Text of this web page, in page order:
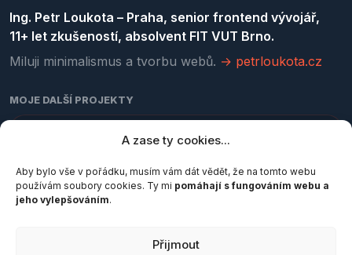
A zase ty cookies...
Aby bylo vše v pořádku, musím vám dát vědět, že na tomto webu
používám soubory cookies. Ty mi pomáhají s fungováním webu a
jeho vylepšováním.
Přijmout
Ing. Petr Loukota – Praha, senior frontend vývojář,
11+ let zkušeností, absolvent FIT VUT Brno.
Miluji minimalismus a tvorbu webů. → petrloukota.cz
MOJE DALŠÍ PROJEKTY
kurzy-programovani.cz
Počítadlo znaků, slov a normostran